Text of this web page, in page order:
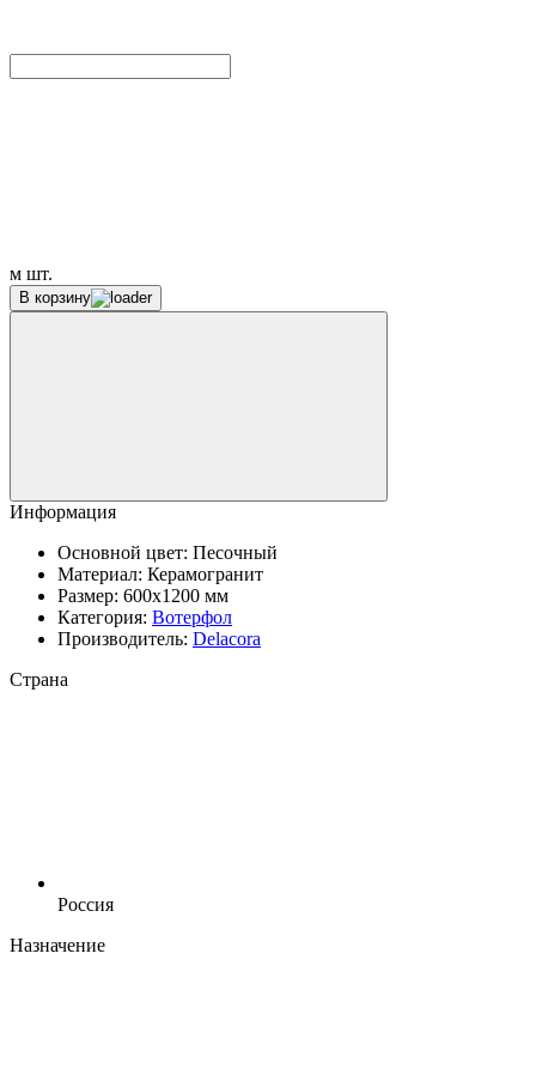
м шт.
В корзину
Информация
Основной цвет: Песочный
Материал: Керамогранит
Размер: 600x1200 мм
Категория: Вотерфол
Производитель: Delacora
Страна
Россия
Назначение